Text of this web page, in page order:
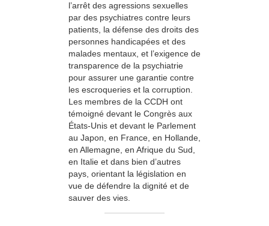
l’arrêt des agressions sexuelles
par des psychiatres contre leurs
patients, la défense des droits des
personnes handicapées et des
malades mentaux, et l’exigence de
transparence de la psychiatrie
pour assurer une garantie contre
les escroqueries et la corruption.
Les membres de la CCDH ont
témoigné devant le Congrès aux
États-Unis et devant le Parlement
au Japon, en France, en Hollande,
en Allemagne, en Afrique du Sud,
en Italie et dans bien d’autres
pays, orientant la législation en
vue de défendre la dignité et de
sauver des vies.